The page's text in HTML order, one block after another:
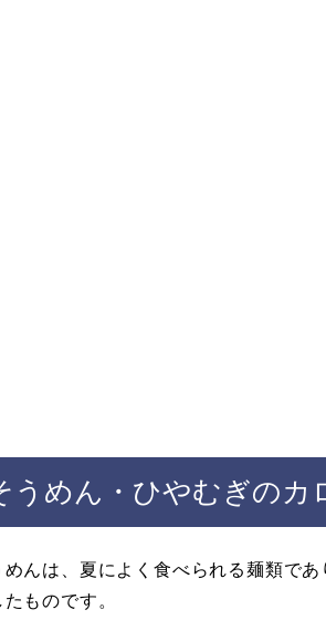
うめん・ひやむぎのカ
めんは、夏によく食べられる麺類で
たものです。